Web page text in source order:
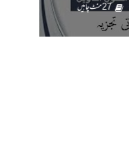
27 منٹ چاہیں